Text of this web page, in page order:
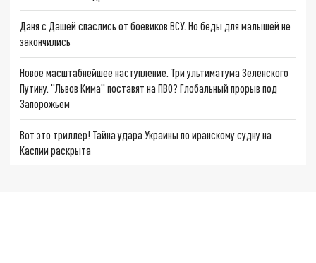
Даня с Дашей спаслись от боевиков ВСУ. Но беды для малышей не
закончились
Новое масштабнейшее наступление. Три ультиматума Зеленского
Путину. "Львов Кима" поставят на ПВО? Глобальный прорыв под
Запорожьем
Вот это триллер! Тайна удара Украины по иранскому судну на
Каспии раскрыта